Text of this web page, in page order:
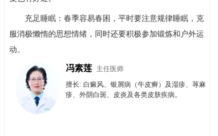
充足睡眠：春季容易春困，平时要注意规律睡眠，克
服消极懒惰的思想情绪，同时还要积极参加锻炼和户外运
动。
冯素莲 主任医师
擅长: 白癜风、银屑病（牛皮癣）​及​湿疹、荨麻
疹、外阴白斑、皮炎及各类皮肤疾病。